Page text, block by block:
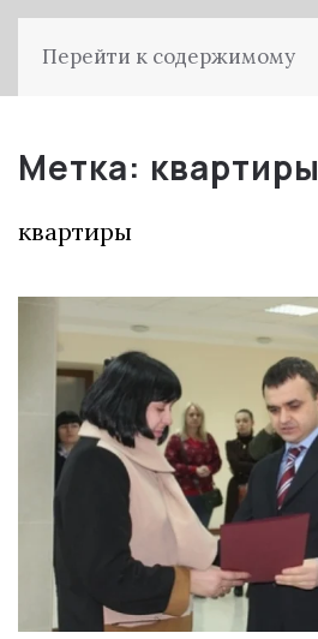
Перейти к содержимому
Метка: квартиры
квартиры